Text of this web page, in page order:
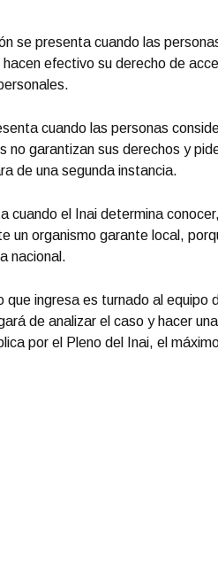
se presenta cuando las
efectivo su derecho de
cuando las personas
no garantizan sus derechos y
de una segunda instancia.
cuando el Inai determina
un organismo garante local,
nacional.
que ingresa es turnado al equipo
de analizar el caso y hacer
por el Pleno del Inai, el